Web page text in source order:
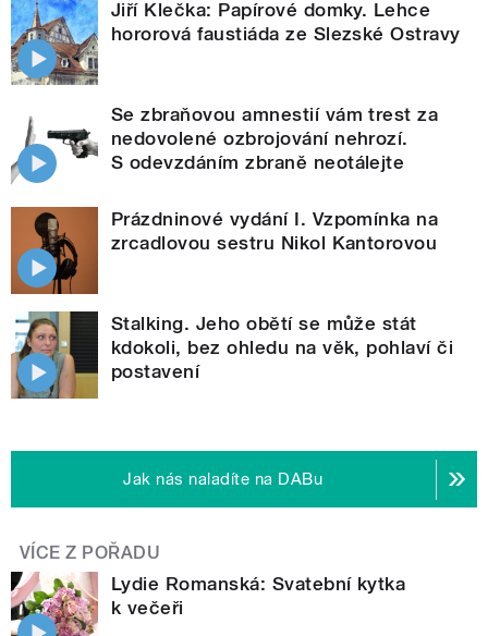
Jiří Klečka: Papírové domky. Lehce
hororová faustiáda ze Slezské Ostravy
Se zbraňovou amnestií vám trest za
nedovolené ozbrojování nehrozí.
S odevzdáním zbraně neotálejte
Prázdninové vydání I. Vzpomínka na
zrcadlovou sestru Nikol Kantorovou
Stalking. Jeho obětí se může stát
kdokoli, bez ohledu na věk, pohlaví či
postavení
Jak nás naladíte na DABu
VÍCE Z POŘADU
Lydie Romanská: Svatební kytka
k večeři